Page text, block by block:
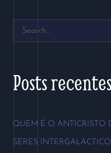
q
i
s
Posts
QUEM É O ANTICRISTO
SERES